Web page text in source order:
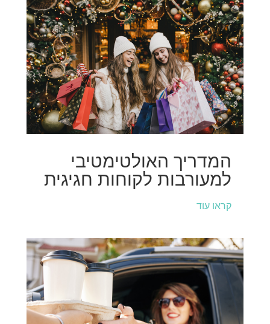
המדריך האולטימטיבי
למעורבות לקוחות חגיגית
קראו עוד